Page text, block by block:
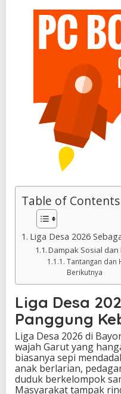
Table of Contents
Liga Desa 2026
Dampak Sosial dan
Tantangan dan
Berikutnya
Liga Desa
Panggung
Liga Desa 2026 di
wajah Garut yang
biasanya sepi
anak berlarian,
duduk berkelompok
Masyarakat tampak